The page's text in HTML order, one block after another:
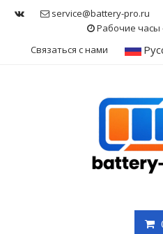
service@battery-pro.ru
Рабочие часы
Связаться с нами